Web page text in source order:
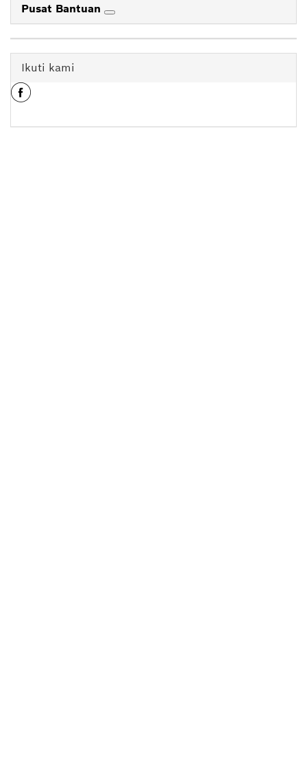
Pusat Bantuan
Ikuti kami